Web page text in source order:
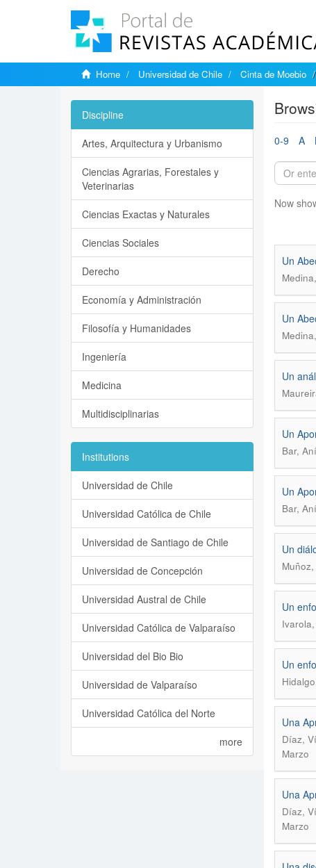
Home Universidad de Chile Cinta de Moebio
0-9 A
Now
Un
Un
Un
Un
Bar,
Un
Bar,
Un
Un
Un
Una
Díaz,
Marzo
Una
Díaz,
Marzo
Discipline
Artes, Arquitectura y Urbanismo
Ciencias Agrarias, Forestales y
Veterinarias
Ciencias Exactas y Naturales
Ciencias Sociales
Derecho
Economía y Administración
Filosofía y Humanidades
Ingeniería
Medicina
Multidisciplinarias
Institutions
Universidad de Chile
Universidad Católica de Chile
Universidad de Santiago de Chile
Universidad de Concepción
Universidad Austral de Chile
Universidad Católica de Valparaíso
Universidad del Bio Bio
Universidad de Valparaíso
Universidad Católica del Norte
more